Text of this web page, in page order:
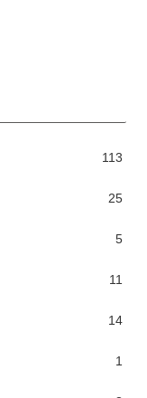
113
25
5
11
14
1